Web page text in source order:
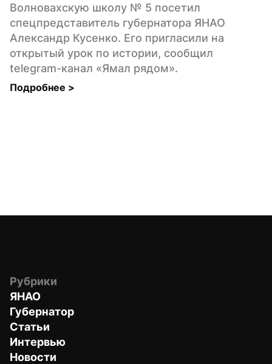
Волновахскую школу № 5 посетил
спецпредставитель губернатора ЯНАО
Александр Кусенко. Его пригласили на
открытый урок по истории, сообщил
telegram-канал «Ямал рядом».
Подробнее >
Рубрики
ЯНАО
Губернатор
Статьи
Интервью
Новости